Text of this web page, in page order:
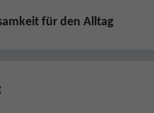
für den Alltag